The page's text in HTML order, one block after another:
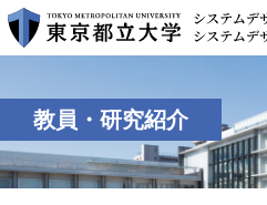
教員・研究紹介